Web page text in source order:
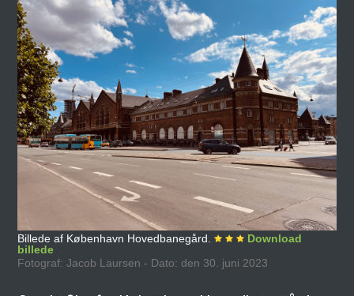
Billede af København Hovedbanegård.
Download
billede
Fotograf: Jacob Laursen - Dato: den 30. juni 2023